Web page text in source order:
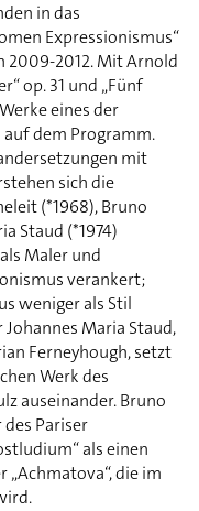
in das
Expressionismus“
2009-2012. Mit Arnold
op. 31 und „Fünf
eines der
dem Programm.
mit
sich die
(*1968), Bruno
Staud (*1974)
Maler und
verankert;
weniger als Stil
Maria Staud,
Ferneyhough, setzt
Werk des
auseinander. Bruno
Pariser
als einen
„Achmatova“, die im